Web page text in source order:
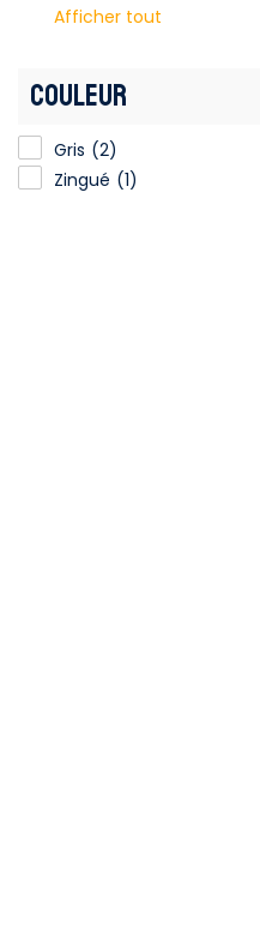
Afficher tout
COULEUR
Gris (2)
Zingué (1)